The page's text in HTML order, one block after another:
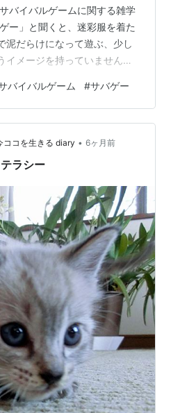
バイバルゲームに関する雑学
ー」と聞くと、迷彩服を着た
泥だらけになって遊ぶ、少し
イメージを持っていません
オで、仕事帰りに手ぶらで
クティビティとして若い世代
ームを巻き起こしています。
字通り撃ち抜く爽快感か
申告制のスポーツであると
バイバルゲーム #サバゲー
ココを生きる diary • 6ヶ月前
ラシー